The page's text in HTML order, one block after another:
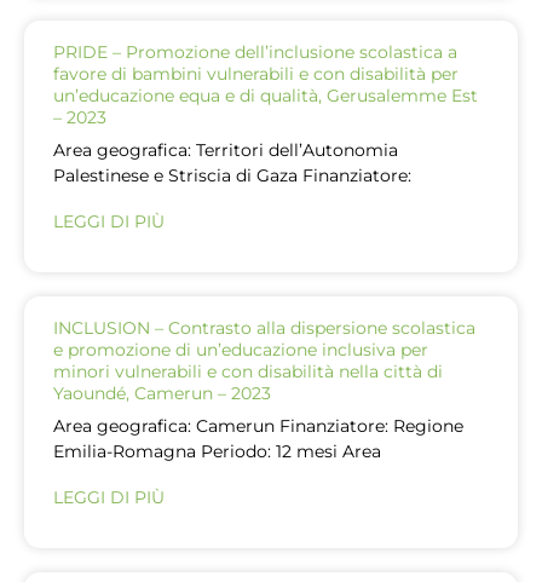
PRIDE – Promozione dell’inclusione scolastica a
favore di bambini vulnerabili e con disabilità per
un’educazione equa e di qualità, Gerusalemme Est
– 2023
Area geografica: Territori dell’Autonomia
Palestinese e Striscia di Gaza Finanziatore:
LEGGI DI PIÙ
INCLUSION – Contrasto alla dispersione scolastica
e promozione di un’educazione inclusiva per
minori vulnerabili e con disabilità nella città di
Yaoundé, Camerun – 2023
Area geografica: Camerun Finanziatore: Regione
Emilia-Romagna Periodo: 12 mesi Area
LEGGI DI PIÙ